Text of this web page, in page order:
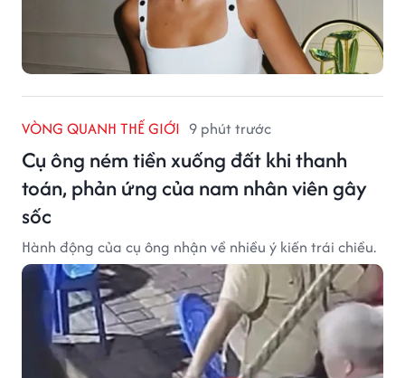
VÒNG QUANH THẾ GIỚI 9 phút trước
Cụ ông ném tiền xuống đất khi thanh
toán, phản ứng của nam nhân viên gây
sốc
Hành động của cụ ông nhận về nhiều ý kiến trái chiều.